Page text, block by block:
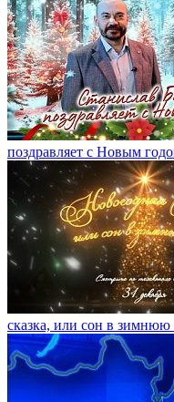
поздравляет с Новым
сказка, или сон в зимнюю